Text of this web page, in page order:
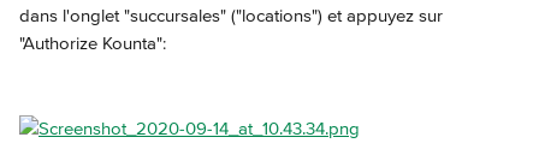
dans l'onglet "succursales" ("locations") et appuyez sur
"Authorize Kounta":